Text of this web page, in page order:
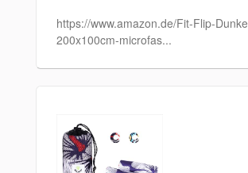
https://www.amazon.de/Fit-Flip-
200x100cm-microfas...